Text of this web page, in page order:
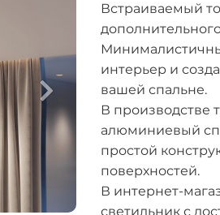
Встраиваемый
интерьер и
вашей спальне.
В производстве
алюминиевый
простой
поверхностей.
В интернет-
светильник с